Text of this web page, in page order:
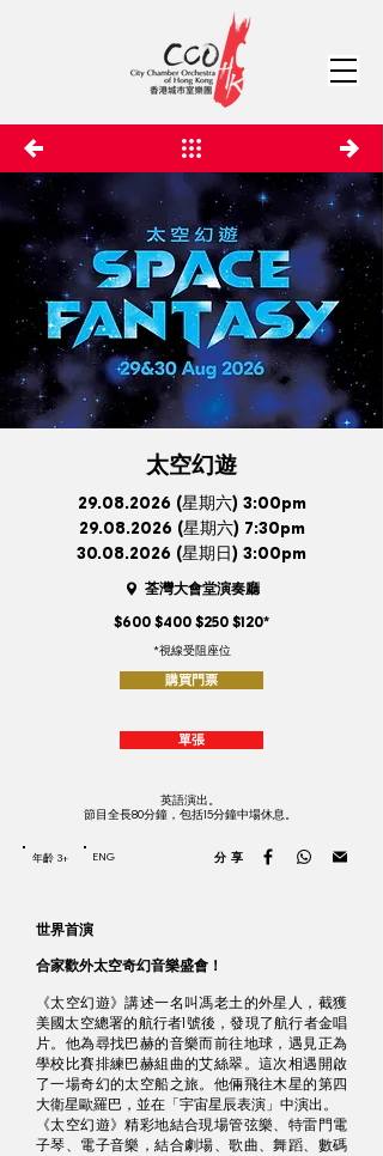
太空幻遊
29.08.2026 (星期六) 3:00pm
29.08.2026 (星期六) 7:30pm
30.08.2026 (星期日) 3:00pm
荃灣大會堂演奏廳
$600 $400 $250 $120*
*視線受阻座位
購買門票
單張
英語演出。
節目全長80分鐘，包括15分鐘中場休息。
年齡 3+ ENG 分享
世界首演
合家歡外太空奇幻音樂盛會！
《太空幻遊》講述一名叫馮老土的外星人，截獲
美國太空總署的航行者1號後，發現了航行者金唱
片。他為尋找巴赫的音樂而前往地球，遇見正為
學校比賽排練巴赫組曲的艾絲翠。這次相遇開啟
了一場奇幻的太空船之旅。他倆飛往木星的第四
大衛星歐羅巴，並在「宇宙星辰表演」中演出。
《太空幻遊》精彩地結合現場管弦樂、特雷門電
子琴、電子音樂，結合劇場、歌曲、舞蹈、數碼